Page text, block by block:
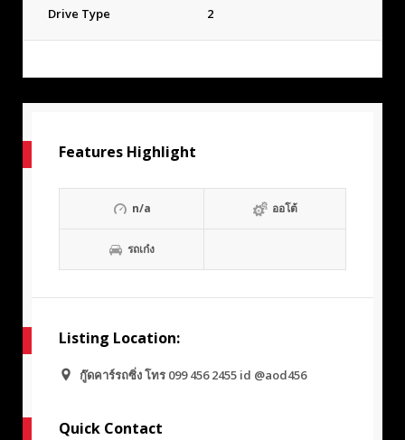
Drive Type 2
Features Highlight
n/a ออโต้
รถเก๋ง
Listing Location:
กู๊ดคาร์รถซิ่ง โทร 099 456 2455 id @aod456
Quick Contact